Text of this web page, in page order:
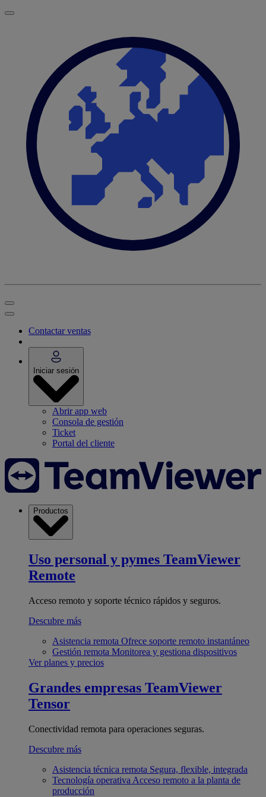
Contactar ventas
Iniciar sesión
Abrir app web
Consola de gestión
Ticket
Portal del cliente
Productos
Uso personal y pymes TeamViewer
Remote
Acceso remoto y soporte técnico rápidos y seguros.
Descubre más
Asistencia remota Ofrece soporte remoto instantáneo
Gestión remota Monitorea y gestiona dispositivos
Ver planes y precios
Grandes empresas TeamViewer
Tensor
Conectividad remota para operaciones seguras.
Descubre más
Asistencia técnica remota Segura, flexible, integrada
Tecnología operativa Acceso remoto a la planta de
producción